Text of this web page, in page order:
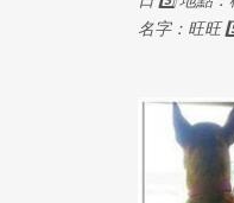
名字：旺旺
項圈，金色
略稀疏。
（03）